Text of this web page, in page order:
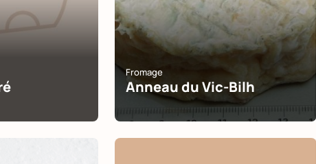
Fromage
Anneau du Vic-Bilh